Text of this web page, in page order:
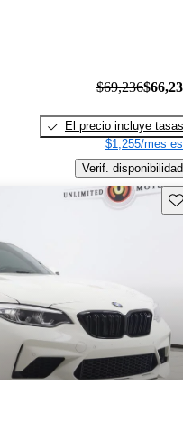
$69,236
El precio incluye tasas
$1,255/mes
Verif. disponibilidad